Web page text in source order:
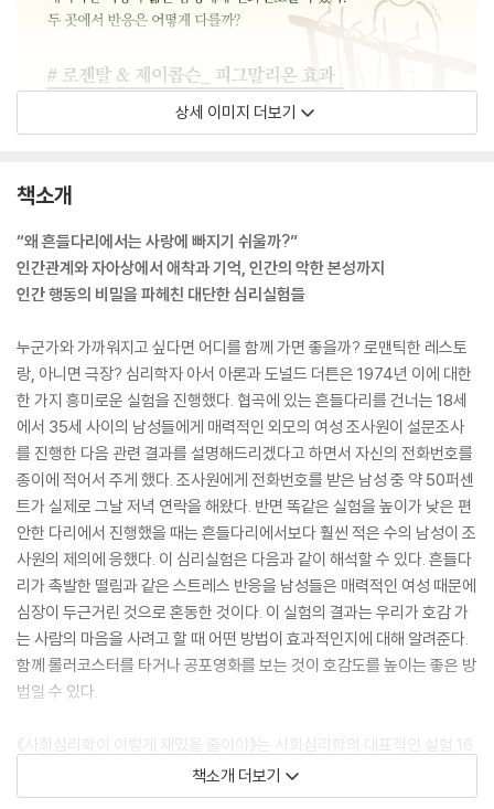
상세 이미지 더보기
책소개
“왜 흔들다리에서는 사랑에 빠지기 쉬울까?”
인간관계와 자아상에서 애착과 기억, 인간의 악한 본성까지
인간 행동의 비밀을 파헤친 대단한 심리실험들
누군가와 가까워지고 싶다면 어디를 함께 가면 좋을까? 로맨틱한 레스토
랑, 아니면 극장? 심리학자 아서 아론과 도널드 더튼은 1974년 이에 대한
한 가지 흥미로운 실험을 진행했다. 협곡에 있는 흔들다리를 건너는 18세
에서 35세 사이의 남성들에게 매력적인 외모의 여성 조사원이 설문조사
를 진행한 다음 관련 결과를 설명해드리겠다고 하면서 자신의 전화번호를
종이에 적어서 주게 했다. 조사원에게 전화번호를 받은 남성 중 약 50퍼센
트가 실제로 그날 저녁 연락을 해왔다. 반면 똑같은 실험을 높이가 낮은 편
안한 다리에서 진행했을 때는 흔들다리에서보다 훨씬 적은 수의 남성이 조
사원의 제의에 응했다. 이 심리실험은 다음과 같이 해석할 수 있다. 흔들다
리가 촉발한 떨림과 같은 스트레스 반응을 남성들은 매력적인 여성 때문에
심장이 두근거린 것으로 혼동한 것이다. 이 실험의 결과는 우리가 호감 가
는 사람의 마음을 사려고 할 때 어떤 방법이 효과적인지에 대해 알려준다.
함께 롤러코스터를 타거나 공포영화를 보는 것이 호감도를 높이는 좋은 방
법일 수 있다.
《사회심리학이 이렇게 재밌을 줄이야》는 사회심리학의 대표적인 실험 16
가지를 통해, 인간관계와 자아상, 애착심리, 인간의 악한 본성 등 인간행동
의 심리적 법칙을 정리한다. 독일의 젊은 여성 심리학자인 아우어슈페르크
책소개 더보기